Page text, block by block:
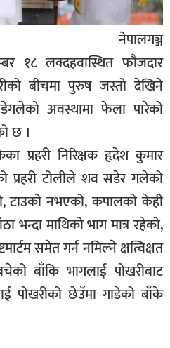
नेपालगञ्ज
१८ लक्दहवास्थित फौजदार
बीचमा पुरुष जस्तो देखिने
अवस्थामा फेला पारेको
छ ।
प्रहरी निरिक्षक हृदेश कुमार
प्रहरी टोलीले शव सडेर गलेको
टाउको नभएको, कपालको केही
भन्दा माथिको भाग मात्र रहेको,
समेत गर्न नमिल्ने क्षत्विक्षत
बाँकि भागलाई पोखरीबाट
पोखरीको छेउँमा गाडेको बाँके